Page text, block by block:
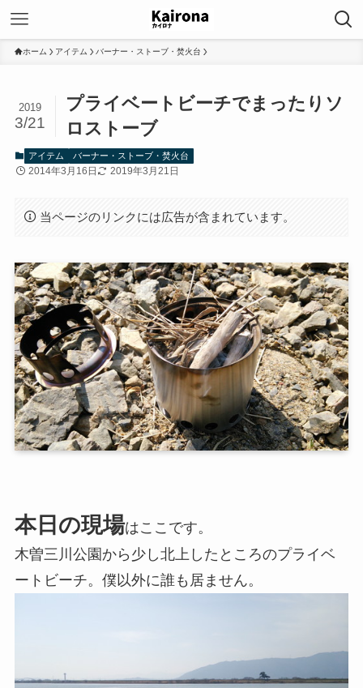
ホーム アイテム バーナー・ストーブ・焚火台
プライベートビーチでまったりソ
ロストーブ
2019
3/21
アイテム バーナー・ストーブ・焚火台
2014年3月16日 2019年3月21日
当ページのリンクには広告が含まれています。
本日の現場はここです。
木曽三川公園から少し北上したところのプライベ
ートビーチ。僕以外に誰も居ません。